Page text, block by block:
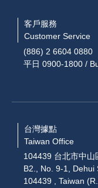
客戶服務
Customer Service
(886) 2 6604 0880
平日 0900-1800 /
台灣據點
Taiwan Office
104439 台北市中山
B2., No. 9-1, Dehui
104439 , Taiwan